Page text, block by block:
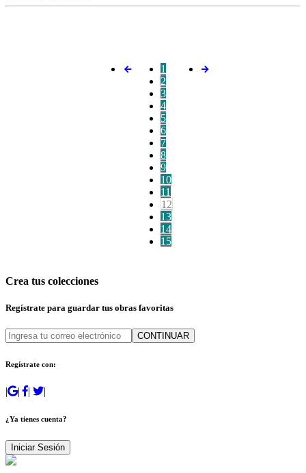
1
2
3
4
5
6
7
8
9
10
11
12
13
14
15
Crea tus colecciones
Regístrate para guardar tus obras favoritas
CONTINUAR
Regístrate con:
| | | |
¿Ya tienes cuenta?
Iniciar Sesión